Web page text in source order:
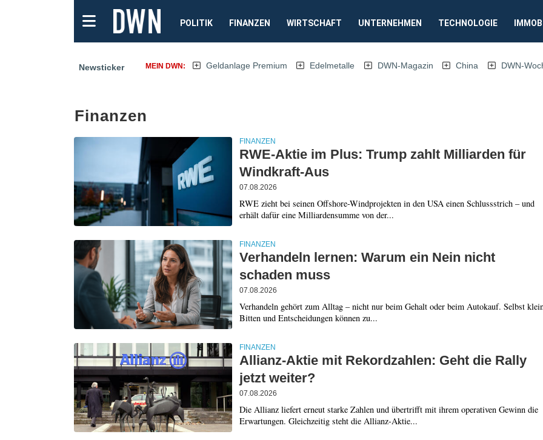
POLITIK FINANZEN WIRTSCHAFT UNTERNEHMEN TECHNOLOGIE
Newsticker MEIN DWN: Geldanlage Premium Edelmetalle DWN-Magazin China DWN-
Finanzen
FINANZEN
RWE-Aktie im Plus: Trump zahlt Milliarden für
Windkraft-Aus
07.08.2026
RWE zieht bei seinen Offshore-Windprojekten in den USA einen Schlussstrich – und
erhält dafür eine Milliardensumme von der...
FINANZEN
Verhandeln lernen: Warum ein Nein nicht
schaden muss
07.08.2026
Verhandeln gehört zum Alltag – nicht nur beim Gehalt oder beim Autokauf. Selbst
Bitten und Entscheidungen können zu...
FINANZEN
Allianz-Aktie mit Rekordzahlen: Geht die Rally
jetzt weiter?
07.08.2026
Die Allianz liefert erneut starke Zahlen und übertrifft mit ihrem operativen Gewinn die
Erwartungen. Gleichzeitig steht die Allianz-Aktie...